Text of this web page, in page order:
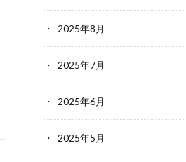
2025年8月
2025年7月
2025年6月
2025年5月